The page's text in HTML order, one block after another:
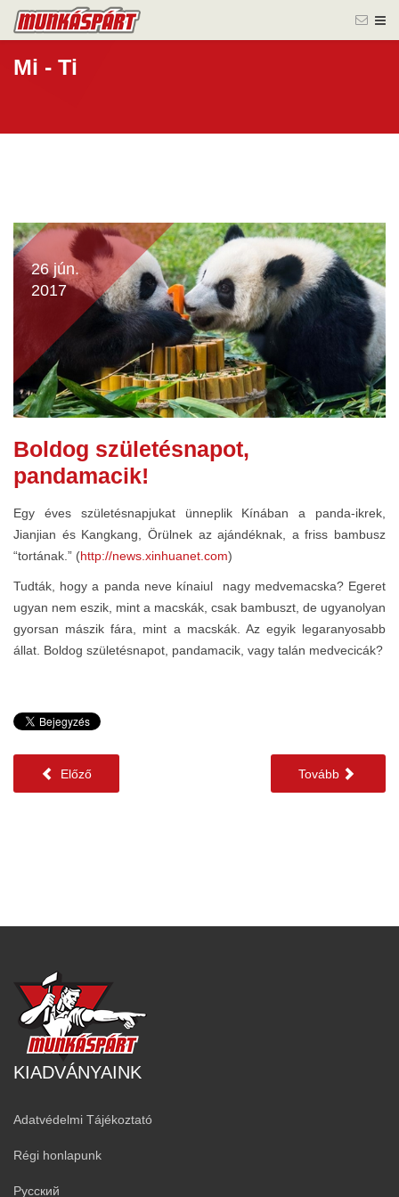
Mi - Ti
26 jún.
2017
Boldog születésnapot,
pandamacik!
Egy éves születésnapjukat ünneplik Kínában a panda-ikrek,
Jianjian és Kangkang, Örülnek az ajándéknak, a friss bambusz
“tortának.” (http://news.xinhuanet.com)
Tudták, hogy a panda neve kínaiul nagy medvemacska? Egeret
ugyan nem eszik, mint a macskák, csak bambuszt, de ugyanolyan
gyorsan mászik fára, mint a macskák. Az egyik legaranyosabb
állat. Boldog születésnapot, pandamacik, vagy talán medvecicák?
Előző Tovább
KIADVÁNYAINK
Adatvédelmi Tájékoztató
Régi honlapunk
Русский